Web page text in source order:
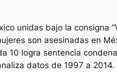
unidas bajo la consigna
son asesinadas en
10 logra sentencia
datos de 1997 a